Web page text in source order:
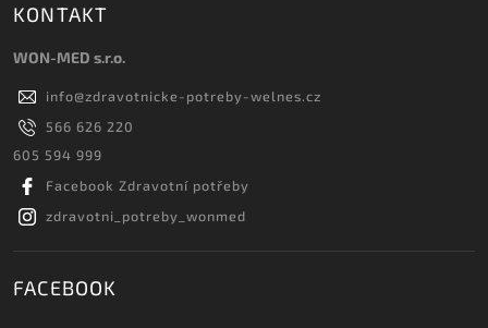
KONTAKT
WON-MED s.r.o.
info@zdravotnicke-potreby-welnes.cz
566 626 220
605 594 999
Facebook Zdravotní potřeby
zdravotni_potreby_wonmed
FACEBOOK